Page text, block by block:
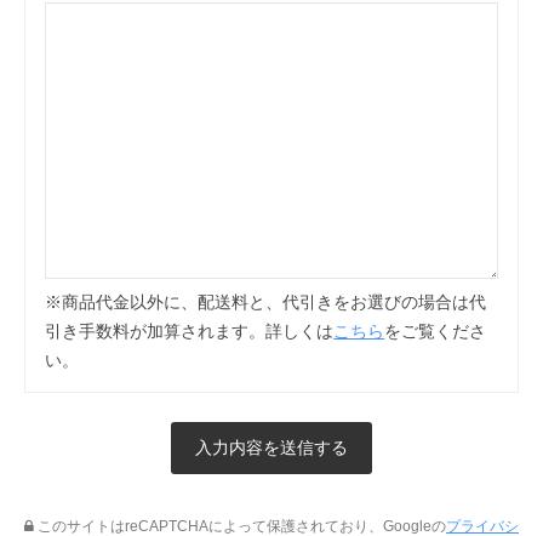
※商品代金以外に、配送料と、代引きをお選びの場合は代
引き手数料が加算されます。詳しくは こちら をご覧くださ
い。
このサイトはreCAPTCHAによって保護されており、Googleのプライバシ